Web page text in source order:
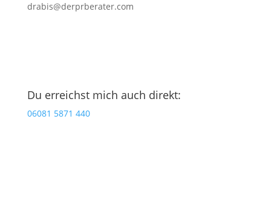
drabis@derprberater.com
Du erreichst mich auch direkt:
06081 5871 440